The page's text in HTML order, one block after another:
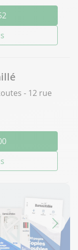
- 12 rue